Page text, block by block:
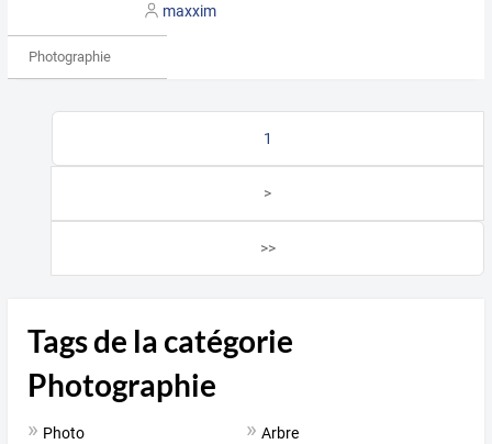
maxxim
Photographie
1
>
>>
Tags de la catégorie
Photographie
Photo Arbre